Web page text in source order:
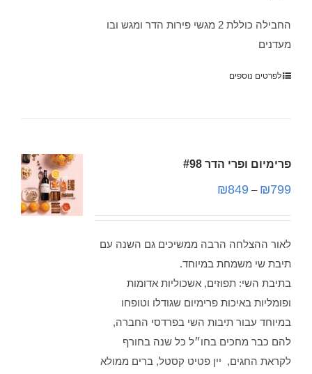
החבילה כוללת 2 מגשי פירות הדר ומגש ובו
מעדנים
לפרטים נוספים
פרימיום ופרי הדר #98
₪799
–
₪849
לאור ההצלחה הרבה ממשיכים גם השנה עם
תיבת שי משמחת במיוחד.
בתיבת השי: תפוזים, אשכוליות אדומות
ופומליות באיכות פרימיום שגודלו וטופחו
במיוחד עבור תיבות השי בפרדסי החברה,
להם כבר מחכים בחו״ל כל שנה בחורף
לקראת החגים, יין פטיט קסטל, ברים ממולא